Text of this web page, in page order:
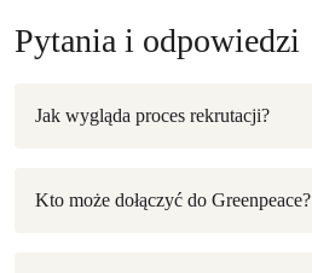
Pytania i odpowiedzi
Jak wygląda proces rekrutacji?
Kto może dołączyć do Greenpeace?